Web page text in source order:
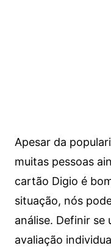
Apesar da
muitas pessoas
cartão Digio é
situação, nós
análise. Definir se
avaliação